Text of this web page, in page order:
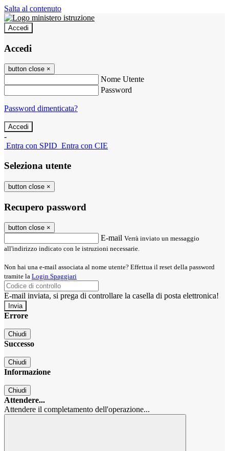
Salta al contenuto
Accedi
Accedi
button close ×
Nome Utente
Password
Password dimenticata?
-
Entra con SPID Entra con CIE
Seleziona utente
button close ×
Recupero password
button close ×
E-mail Verrà inviato un messaggio
all'indirizzo indicato con le istruzioni necessarie.
Non hai una e-mail associata al nome utente? Effettua il reset della password
tramite la Login Spaggiari
E-mail inviata, si prega di controllare la casella di posta elettronica!
Errore
Chiudi
Successo
Chiudi
Informazione
Chiudi
Attendere...
Attendere il completamento dell'operazione...